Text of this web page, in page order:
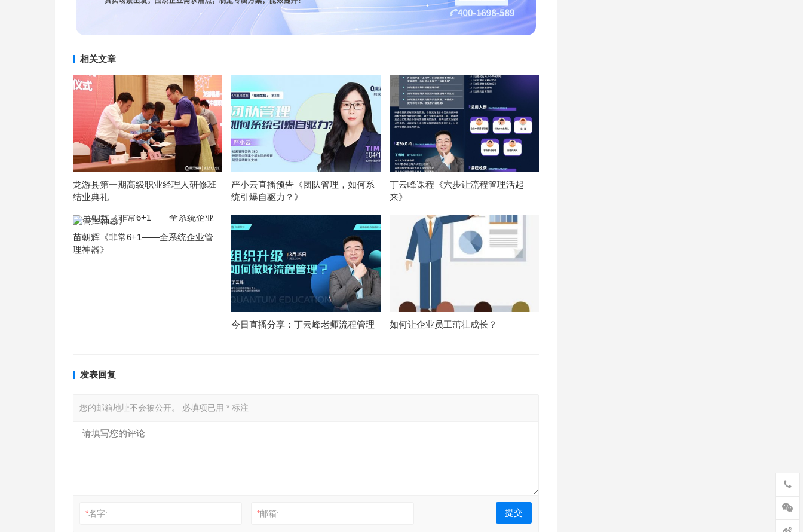
相关文章
龙游县第一期高级职业经理人研修班
结业典礼
严小云直播预告《团队管理，如何系
统引爆自驱力？》
丁云峰课程《六步让流程管理活起
来》
苗朝辉《非常6+1——全系统企业管
理神器》
今日直播分享：丁云峰老师流程管理 如何让企业员工茁壮成长？
发表回复
您的邮箱地址不会被公开。 必填项已用 * 标注
*名字: *邮箱: